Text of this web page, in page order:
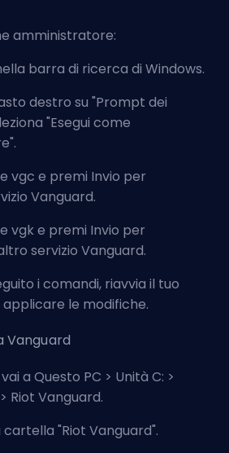
amministratore:
barra di ricerca di Windows.
destro su "Prompt dei
"Esegui come
vgc e premi Invio per
Vanguard.
vgk e premi Invio per
servizio Vanguard.
i comandi, riavvia il tuo
le modifiche.
Vanguard
a Questo PC > Unità C: >
Riot Vanguard.
"Riot Vanguard".